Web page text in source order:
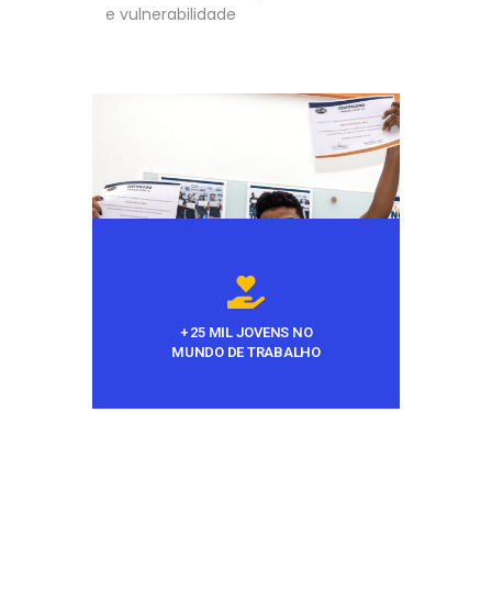
e vulnerabilidade
+ 25 MIL JOVENS NO
MUNDO DE TRABALHO